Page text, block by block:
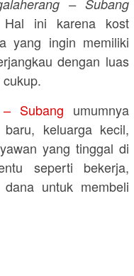
– Subang
Hal ini karena kost
yang ingin memiliki
dengan luas
Subang umumnya
keluarga kecil,
yang tinggal di
seperti bekerja,
untuk membeli